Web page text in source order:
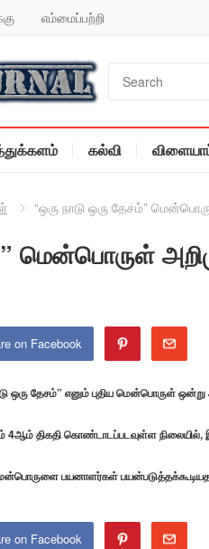
எம்மைப்பற்றி
கல்வி
“ஒரு நாடு ஒரு தேசம்”
மென்பொருள்
on Facebook
ஒரு தேசம்” எனும் புதிய மென்பொருள் ஒன்று
4ஆம் திகதி கொண்டாடப்படவுள்ள
பயனாளர்கள்
on Facebook